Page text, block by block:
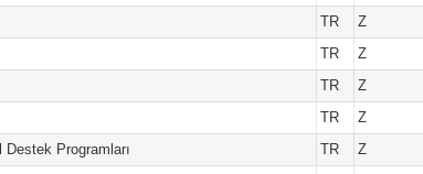
TR Z
TR Z
TR Z
TR Z
Programları TR Z